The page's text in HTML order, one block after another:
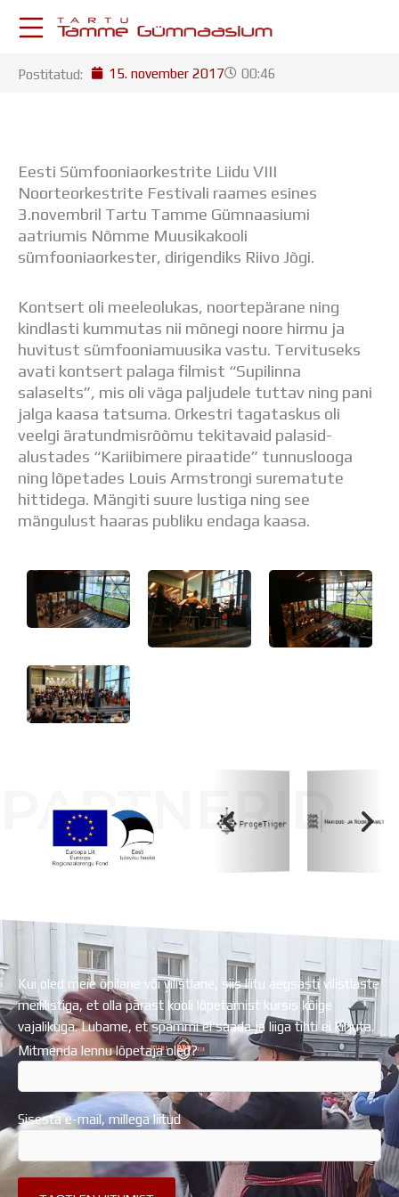
KESKKONNAD
Tamme TV
Tamme Leht
Kooliraadio
Koorilaul
ÕPPETÖÖ
Aastaplaan
Õppekava
Ainepassid
Huviringid
Õpilastööd (UPT)
Distantsõpe
Kodukord
Projektid
ÜLDINFO
Sisseastumine
Meie kool
Lapsevanemale
Vilistlastele
Toitlustamine
Virtuaaltuur
Õpilasesindus
Kontaktid
Tööpakkumised
Postitatud: 15. november 2017 00:46
Eesti Sümfooniaorkestrite Liidu VIII
Noorteorkestrite Festivali raames esines
3.novembril Tartu Tamme Gümnaasiumi
aatriumis Nõmme Muusikakooli
sümfooniaorkester, dirigendiks Riivo Jõgi.
Kontsert oli meeleolukas, noortepärane ning
kindlasti kummutas nii mõnegi noore hirmu ja
huvitust sümfooniamuusika vastu. Tervituseks
avati kontsert palaga filmist “Supilinna
salaselts”, mis oli väga paljudele tuttav ning pani
jalga kaasa tatsuma. Orkestri tagataskus oli
veelgi äratundmisrõõmu tekitavaid palasid-
alustades “Kariibimere piraatide” tunnuslooga
ning lõpetades Louis Armstrongi surematute
hittidega. Mängiti suure lustiga ning see
mängulust haaras publiku endaga kaasa.
PARTNERID
Kui oled meie õpilane või vilistlane, siis liitu aegsasti vilistlaste
meililistiga, et olla pärast kooli lõpetamist kursis kõige
vajalikuga. Lubame, et spämmi ei saada ja liiga tihti ei kirjuta.
Mitmenda lennu lõpetaja oled?
Sisesta e-mail, millega liitud